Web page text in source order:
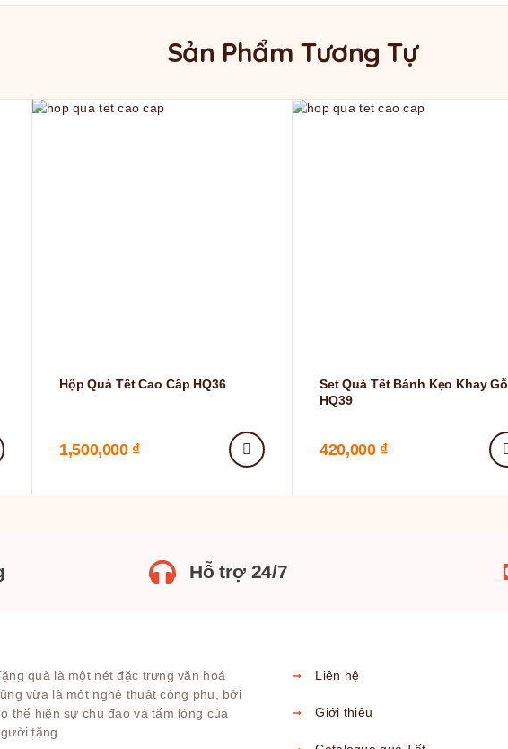
Sản Phẩm Tương Tự
Hộp Quà Tết Cao Cấp HQ36
1,500,000 ₫
Set Quà Tết Bánh Kẹo Khay Gỗ
HQ39
420,000 ₫
Hỗ trợ 24/7
quà là một nét đặc trưng văn hoá
vừa là một nghệ thuật công phu, bởi
thể hiện sự chu đáo và tấm lòng của
tặng.
Liên hệ
Giới thiệu